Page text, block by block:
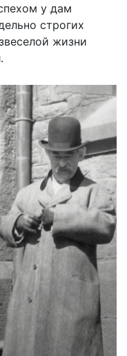
у дам
строгих
жизни